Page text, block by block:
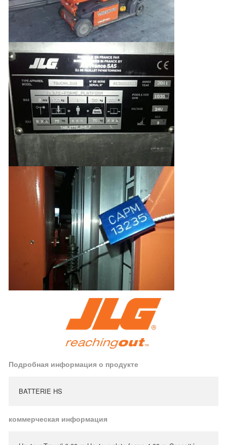
Подробная информация о продукте
BATTERIE HS
коммерческая информация